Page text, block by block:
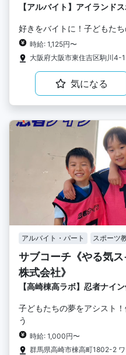
【アルバイト】アイランド
好きをバイトに！子どもた
時給: 1,125円〜
大阪府大阪市東住吉区駒川4-
気になる
アルバイト・パート スポーツ
サブコーチ《やる気
株式会社》
【高崎棟高ラボ】忍者ナイ
子どもたちの夢をアシスト
う
時給: 1,000円〜
群馬県高崎市棟高町1802-2